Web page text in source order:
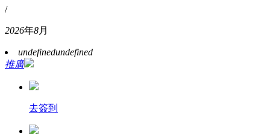
/
2026年8月
undefinedundefined
推廣
去簽到